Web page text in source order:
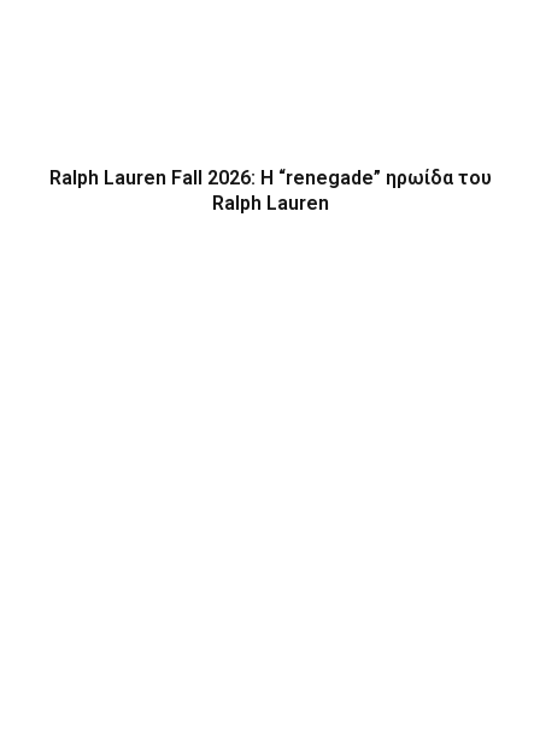
Ralph Lauren Fall 2026: Η “renegade” ηρωίδα του
Ralph Lauren